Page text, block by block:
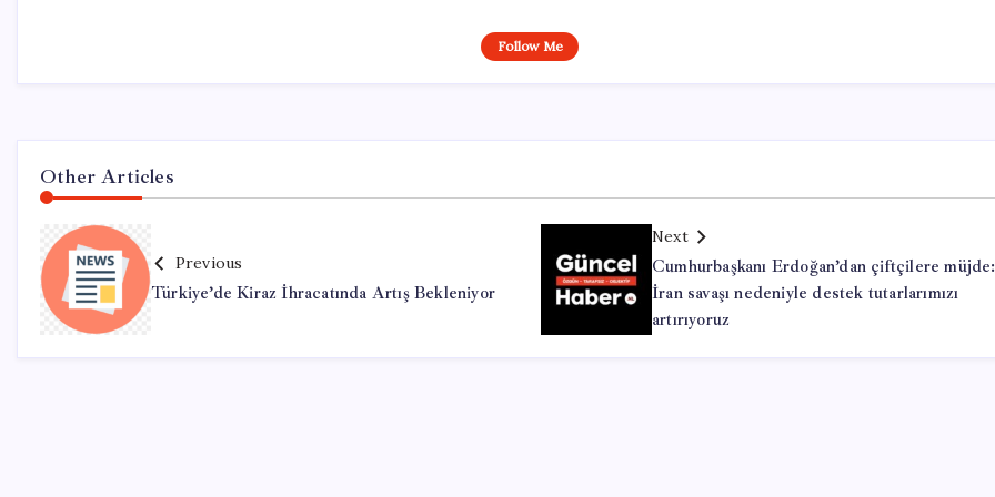
Follow Me
Other Articles
Previous
Türkiye’de Kiraz İhracatında Artış Bekleniyor
Next
Cumhurbaşkanı Erdoğan’dan çiftçilere müjde:
İran savaşı nedeniyle destek tutarlarımızı
artırıyoruz